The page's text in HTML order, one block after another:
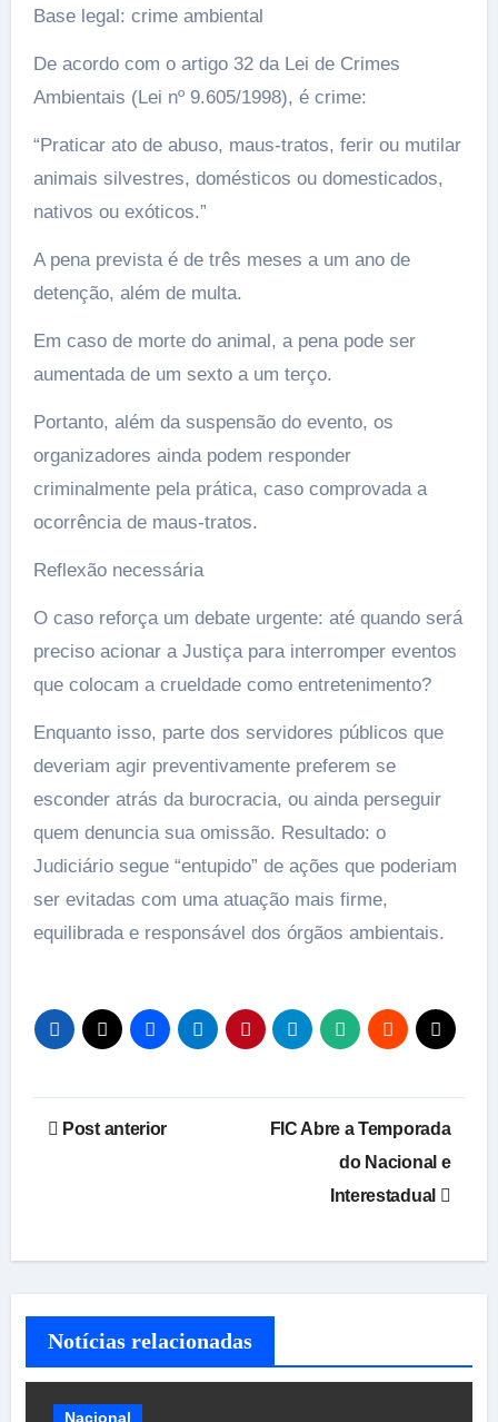
Base legal: crime ambiental
De acordo com o artigo 32 da Lei de Crimes
Ambientais (Lei nº 9.605/1998), é crime:
“Praticar ato de abuso, maus-tratos, ferir ou mutilar
animais silvestres, domésticos ou domesticados,
nativos ou exóticos.”
A pena prevista é de três meses a um ano de
detenção, além de multa.
Em caso de morte do animal, a pena pode ser
aumentada de um sexto a um terço.
Portanto, além da suspensão do evento, os
organizadores ainda podem responder
criminalmente pela prática, caso comprovada a
ocorrência de maus-tratos.
Reflexão necessária
O caso reforça um debate urgente: até quando será
preciso acionar a Justiça para interromper eventos
que colocam a crueldade como entretenimento?
Enquanto isso, parte dos servidores públicos que
deveriam agir preventivamente preferem se
esconder atrás da burocracia, ou ainda perseguir
quem denuncia sua omissão. Resultado: o
Judiciário segue “entupido” de ações que poderiam
ser evitadas com uma atuação mais firme,
equilibrada e responsável dos órgãos ambientais.
Navegação
Post anterior
FIC Abre a Temporada
do Nacional e
Interestadual
Notícias relacionadas
Nacional